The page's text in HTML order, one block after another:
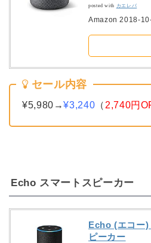
posted with カエレバ
Amazon 2018-
セール内容
¥5,980→¥3,240 （ 2,740円
Echo スマートスピーカー
Echo (エコー)
ピーカー